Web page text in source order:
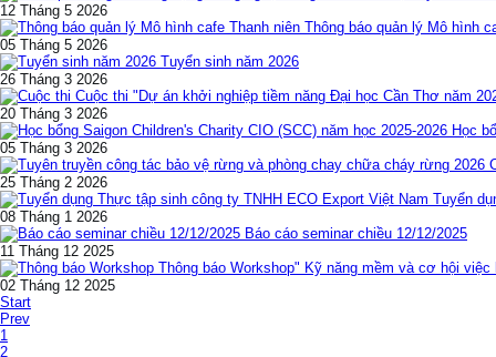
12 Tháng 5 2026
Thông báo quản lý Mô hình
05 Tháng 5 2026
Tuyển sinh năm 2026
26 Tháng 3 2026
Cuộc thi "Dự án khởi nghiệp tiềm năng Đại học Cần Thơ năm
20 Tháng 3 2026
Học
05 Tháng 3 2026
25 Tháng 2 2026
Tuyển
08 Tháng 1 2026
Báo cáo seminar chiều 12/12/2025
11 Tháng 12 2025
Thông báo Workshop" Kỹ năng mềm và cơ hội việc
02 Tháng 12 2025
Start
Prev
1
2